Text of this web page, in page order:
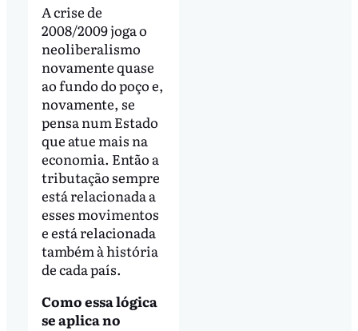
A crise de
2008/2009 joga o
neoliberalismo
novamente quase
ao fundo do poço e,
novamente, se
pensa num Estado
que atue mais na
economia. Então a
tributação sempre
está relacionada a
esses movimentos
e está relacionada
também à história
de cada país.
Como essa lógica
se aplica no